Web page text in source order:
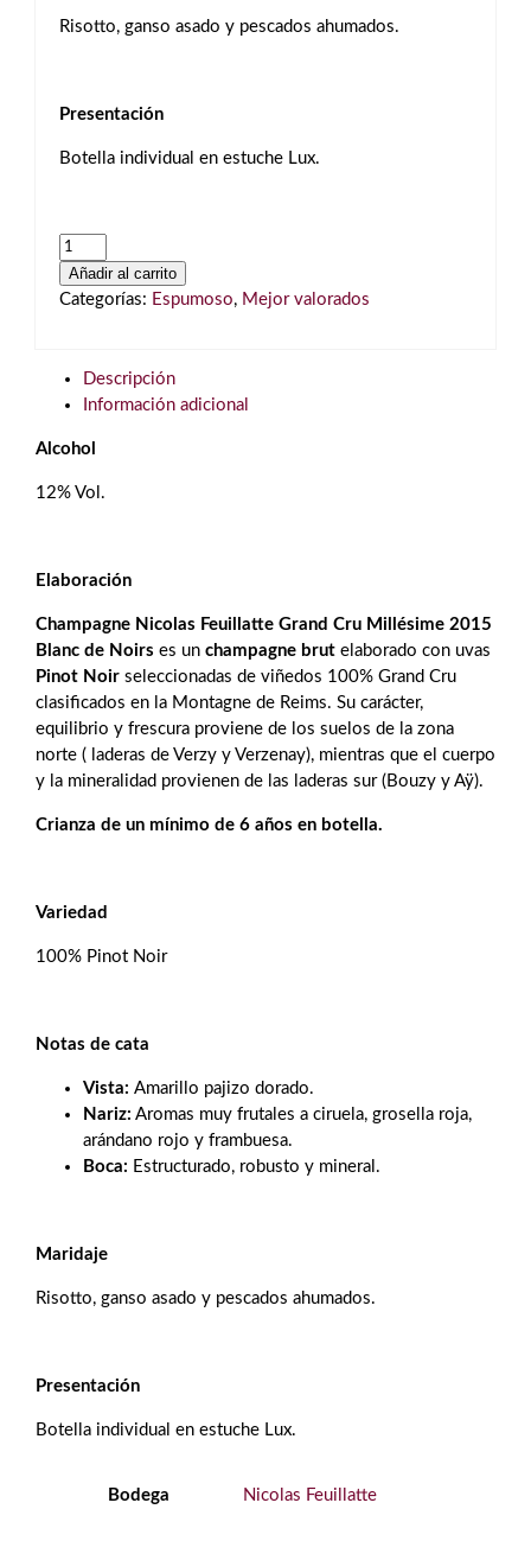
Risotto, ganso asado y pescados ahumados.
Presentación
Botella individual en estuche Lux.
Champagne
Nicolas
Feuillatte
Millésime
2015
de
Añadir al carrito
Categorías: Espumoso, Mejor valorados
Descripción
Información adicional
Alcohol
12% Vol.
Elaboración
Champagne Nicolas Feuillatte Grand Cru Millésime 2015
Blanc de Noirs es un champagne brut elaborado con uvas
Pinot Noir seleccionadas de viñedos 100% Grand Cru
clasificados en la Montagne de Reims. Su carácter,
equilibrio y frescura proviene de los suelos de la zona
norte ( laderas de Verzy y Verzenay), mientras que el cuerpo
y la mineralidad provienen de las laderas sur (Bouzy y Aÿ).
Crianza de un mínimo de 6 años en botella.
Variedad
100% Pinot Noir
Notas de cata
Vista: Amarillo pajizo dorado.
Nariz: Aromas muy frutales a ciruela, grosella roja,
arándano rojo y frambuesa.
Boca: Estructurado, robusto y mineral.
Maridaje
Risotto, ganso asado y pescados ahumados.
Presentación
Botella individual en estuche Lux.
Bodega Nicolas Feuillatte